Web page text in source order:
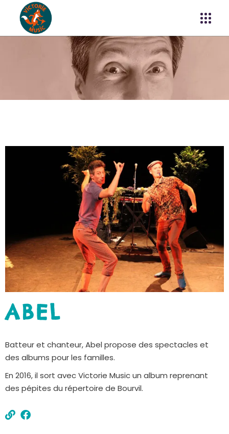
ABEL
Batteur et chanteur, Abel propose des spectacles et
des albums pour les familles.
En 2016, il sort avec Victorie Music un album reprenant
des pépites du répertoire de Bourvil.